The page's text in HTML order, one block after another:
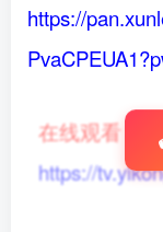
https://
在线观看
https://